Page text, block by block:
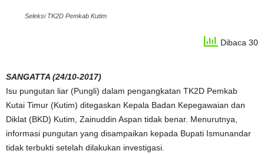
Seleksi TK2D Pemkab Kutim
Dibaca 30
SANGATTA (24/10-2017)
Isu pungutan liar (Pungli) dalam pengangkatan TK2D Pemkab
Kutai Timur (Kutim) ditegaskan Kepala Badan Kepegawaian dan
Diklat (BKD) Kutim, Zainuddin Aspan tidak benar. Menurutnya,
informasi pungutan yang disampaikan kepada Bupati Ismunandar
tidak terbukti setelah dilakukan investigasi.